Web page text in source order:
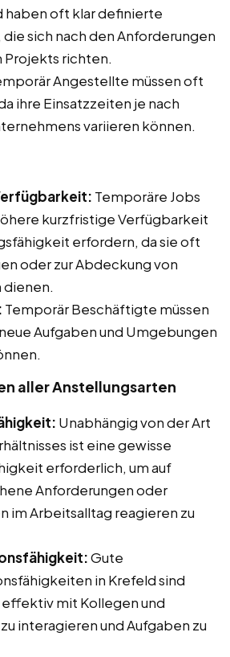
haben oft klar definierte
sich nach den Anforderungen
richten.
Angestellte müssen oft
ihre Einsatzzeiten je nach
variieren können.
Temporäre Jobs
kurzfristige Verfügbarkeit
erfordern, da sie oft
oder zur Abdeckung von
Temporär Beschäftigte müssen
Aufgaben und Umgebungen
aller Anstellungsarten
Unabhängig von der Art
ist eine gewisse
erforderlich, um auf
Anforderungen oder
im Arbeitsalltag reagieren zu
Gute
in Krefeld sind
effektiv mit Kollegen und
interagieren und Aufgaben zu